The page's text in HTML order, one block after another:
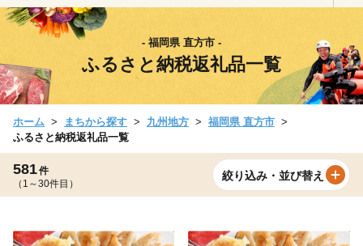
- 福岡県 直方市 -
ふるさと納税返礼品一覧
ホーム まちから探す 九州地方
福岡県 直方市
ふるさと納税返礼品一覧
581件
（1～30件目）
絞り込み・並び替え